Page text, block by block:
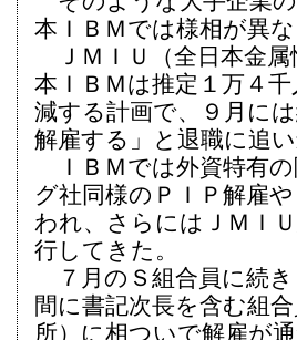
本ＩＢＭでは様相が異な
ＪＭＩＵ（全日本金属
本ＩＢＭは推定１万４
減する計画で、９月に
解雇する」と退職に追
ＩＢＭでは外資特有
グ社同様のＰＩＰ解雇
われ、さらにはＪＭＩ
行してきた。
７月のＳ組合員に続
間に書記次長を含む組
所）に相ついで解雇が